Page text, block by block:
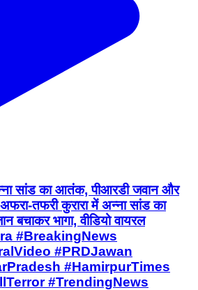
सांड का आतंक, पीआरडी जवान और
अफरा-तफरी कुरारा में अन्ना सांड का
बचाकर भागा, वीडियो वायरल
#BreakingNews
#PRDJawan
#HamirpurTimes
#TrendingNews